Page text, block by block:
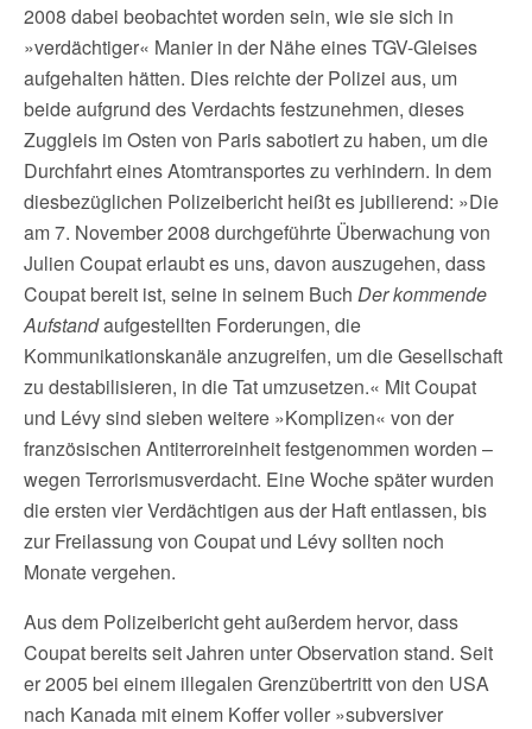
2008 dabei beobachtet worden sein, wie sie sich in
»verdächtiger« Manier in der Nähe eines TGV-Gleises
aufgehalten hätten. Dies reichte der Polizei aus, um
beide aufgrund des Verdachts festzunehmen, dieses
Zuggleis im Osten von Paris sabotiert zu haben, um die
Durchfahrt eines Atomtransportes zu verhindern. In dem
diesbezüglichen Polizeibericht heißt es jubilierend: »Die
am 7. November 2008 durchgeführte Überwachung von
Julien Coupat erlaubt es uns, davon auszugehen, dass
Coupat bereit ist, seine in seinem Buch Der kommende
Aufstandaufgestellten Forderungen, die
Kommunikationskanäle anzugreifen, um die Gesellschaft
zu destabilisieren, in die Tat umzusetzen.« Mit Coupat
und Lévy sind sieben weitere »Komplizen« von der
französischen Antiterroreinheit festgenommen worden –
wegen Terrorismusverdacht. Eine Woche später wurden
die ersten vier Verdächtigen aus der Haft entlassen, bis
zur Freilassung von Coupat und Lévy sollten noch
Monate vergehen.
Aus dem Polizeibericht geht außerdem hervor, dass
Coupat bereits seit Jahren unter Observation stand. Seit
er 2005 bei einem illegalen Grenzübertritt von den USA
nach Kanada mit einem Koffer voller »subversiver